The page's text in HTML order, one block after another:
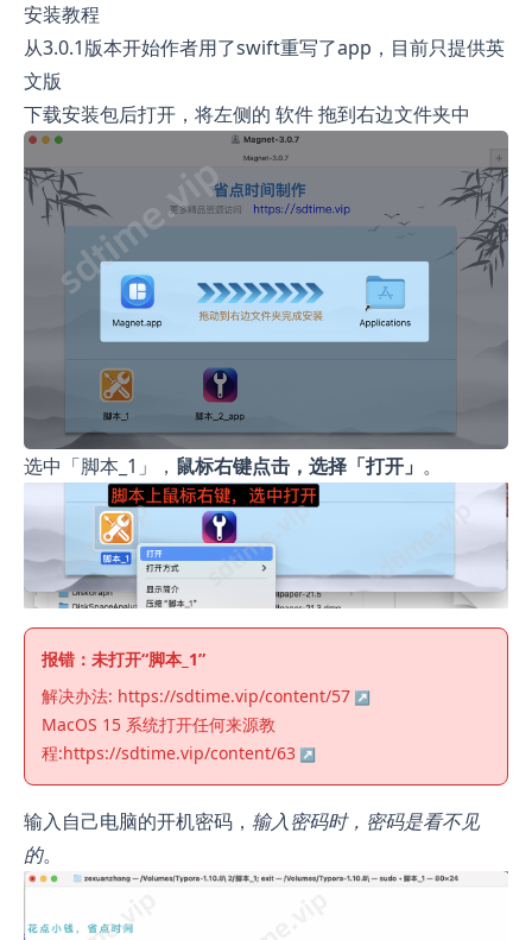
安装教程
从3.0.1版本开始作者用了swift重写了app，目前只提供英
文版
下载安装包后打开，将左侧的 软件 拖到右边文件夹中
选中「脚本_1」， 鼠标右键点击，选择「打开」 。
报错：未打开“脚本_1”
解决办法: https://sdtime.vip/content/57
MacOS 15 系统打开任何来源教
程:https://sdtime.vip/content/63
输入自己电脑的开机密码， 输入密码时，密码是看不见
的。